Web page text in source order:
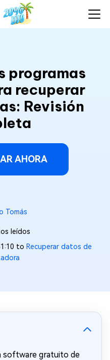
programas
recuperar
Revisión
AHORA
Tomás
leídos
to Recuperar datos de
software gratuito de